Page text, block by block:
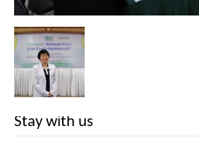
Stay with us